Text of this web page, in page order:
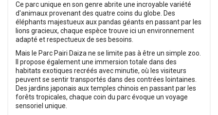
Ce parc unique en son genre abrite une incroyable variété
d'animaux provenant des quatre coins du globe. Des
éléphants majestueux aux pandas géants en passant par les
lions gracieux, chaque espèce trouve ici un environnement
adapté et respectueux de ses besoins.
Mais le Parc Pairi Daiza ne se limite pas à être un simple zoo.
Il propose également une immersion totale dans des
habitats exotiques recréés avec minutie, où les visiteurs
peuvent se sentir transportés dans des contrées lointaines.
Des jardins japonais aux temples chinois en passant par les
forêts tropicales, chaque coin du parc évoque un voyage
sensoriel unique.